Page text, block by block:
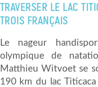
TRAVERSER LE LAC
TROIS FRANÇAIS
Le nageur
olympique de
Matthieu Witvoet se
190 km du lac